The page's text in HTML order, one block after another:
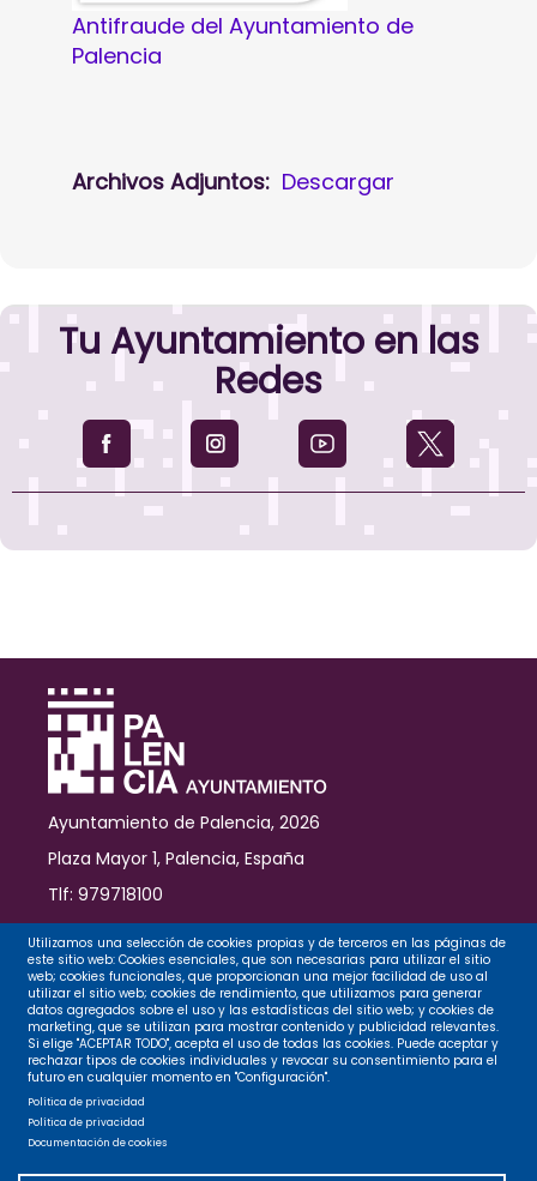
Antifraude del Ayuntamiento de
Palencia
Archivos Adjuntos: Descargar
Tu Ayuntamiento en las
Redes
Ayuntamiento de Palencia, 2026
Plaza Mayor 1, Palencia, España
Tlf: 979718100
Contacto
Legal
Privacidad
Utilizamos una selección de cookies propias y de terceros en las páginas de
este sitio web: Cookies esenciales, que son necesarias para utilizar el sitio
web; cookies funcionales, que proporcionan una mejor facilidad de uso al
utilizar el sitio web; cookies de rendimiento, que utilizamos para generar
datos agregados sobre el uso y las estadísticas del sitio web; y cookies de
marketing, que se utilizan para mostrar contenido y publicidad relevantes.
Si elige "ACEPTAR TODO", acepta el uso de todas las cookies. Puede aceptar y
rechazar tipos de cookies individuales y revocar su consentimiento para el
futuro en cualquier momento en "Configuración".
Política de privacidad
Política de privacidad
Documentación de cookies